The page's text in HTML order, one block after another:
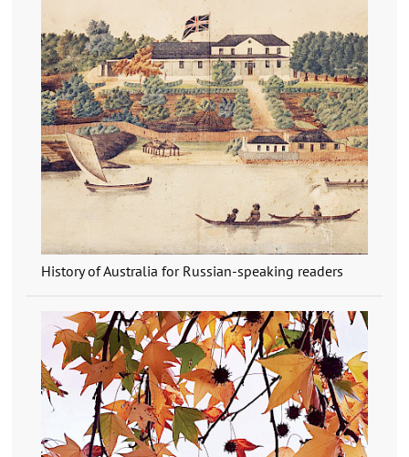
History of Australia for Russian-speaking readers